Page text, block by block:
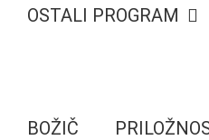
OSTALI PROGRAM
BOŽIČ